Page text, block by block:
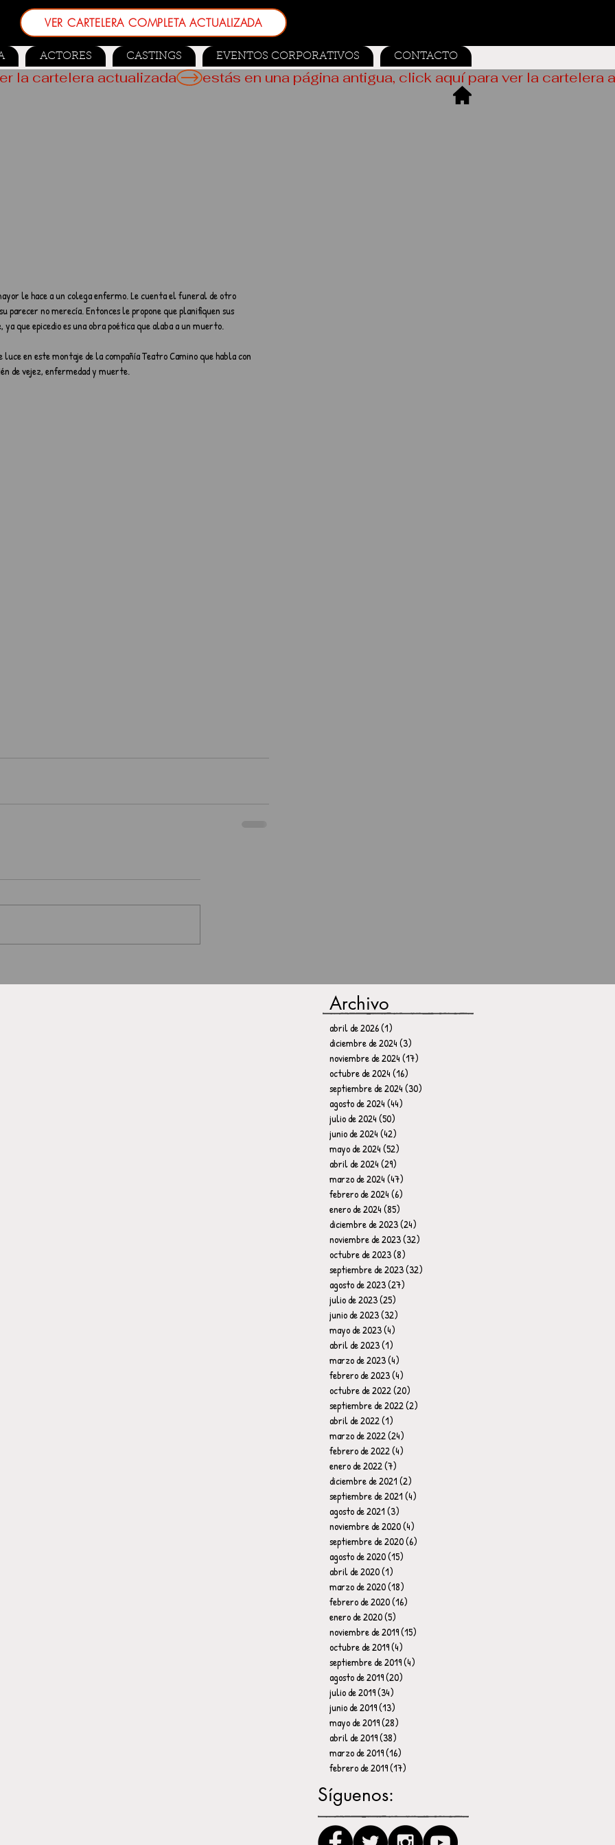
VER CARTELERA COMPLETA ACTUALIZADA
ACTORES CASTINGS EVENTOS CORPORATIVOS CONTACTO
le hace a un colega enfermo. Le cuenta el funeral de otro
parecer no merecía. Entonces le propone que planifiquen sus
que epicedio es una obra poética que alaba a un muerto.
en este montaje de la compañía Teatro Camino que habla con
de vejez, enfermedad y muerte.
la cartelera actualizada
Archivo
abril de 2026(1)
diciembre de 2024(3)
noviembre de 2024(17)
octubre de 2024(16)
septiembre de 2024(30)
agosto de 2024(44)
julio de 2024(50)
junio de 2024(42)
mayo de 2024(52)
abril de 2024(29)
marzo de 2024(47)
febrero de 2024(6)
enero de 2024(85)
diciembre de 2023(24)
noviembre de 2023(32)
octubre de 2023(8)
septiembre de 2023(32)
agosto de 2023(27)
julio de 2023(25)
junio de 2023(32)
mayo de 2023(4)
abril de 2023(1)
marzo de 2023(4)
febrero de 2023(4)
octubre de 2022(20)
septiembre de 2022(2)
abril de 2022(1)
marzo de 2022(24)
febrero de 2022(4)
enero de 2022(7)
diciembre de 2021(2)
septiembre de 2021(4)
agosto de 2021(3)
noviembre de 2020(4)
septiembre de 2020(6)
agosto de 2020(15)
abril de 2020(1)
marzo de 2020(18)
febrero de 2020(16)
enero de 2020(5)
noviembre de 2019(15)
octubre de 2019(4)
septiembre de 2019(4)
agosto de 2019(20)
julio de 2019(34)
junio de 2019(13)
mayo de 2019(28)
abril de 2019(38)
marzo de 2019(16)
febrero de 2019(17)
Síguenos: